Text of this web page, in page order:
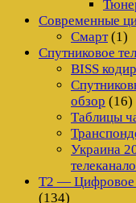
Современные
Смарт(1)
Спутниковое
BISS
обзор (16)
Таблицы
Украина
Т2 — Цифровое
(134)